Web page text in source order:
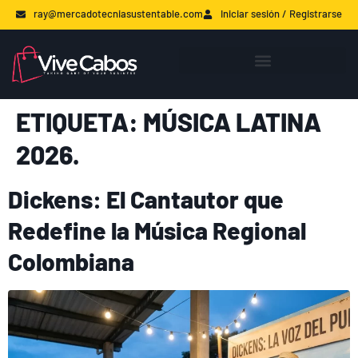
ray@mercadotecniasustentable.com Iniciar sesión / Registrarse
ETIQUETA: MÚSICA LATINA
2026.
Dickens: El Cantautor que
Redefine la Música Regional
Colombiana